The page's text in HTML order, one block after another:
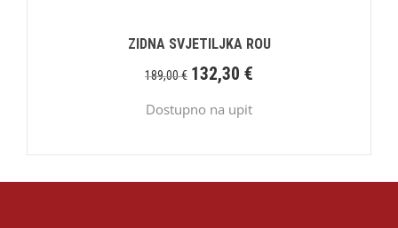
ZIDNA SVJETILJKA ROU
189,00€ 132,30 €
Dostupno na upit